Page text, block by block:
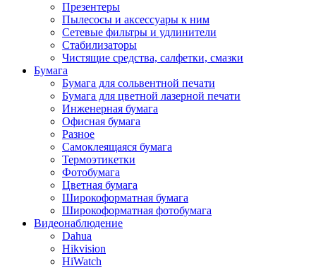
Презентеры
Пылесосы и аксессуары к ним
Сетевые фильтры и удлинители
Стабилизаторы
Чистящие средства, салфетки, смазки
Бумага
Бумага для сольвентной печати
Бумага для цветной лазерной печати
Инженерная бумага
Офисная бумага
Разное
Самоклеящаяся бумага
Термоэтикетки
Фотобумага
Цветная бумага
Широкоформатная бумага
Широкоформатная фотобумага
Видеонаблюдение
Dahua
Hikvision
HiWatch